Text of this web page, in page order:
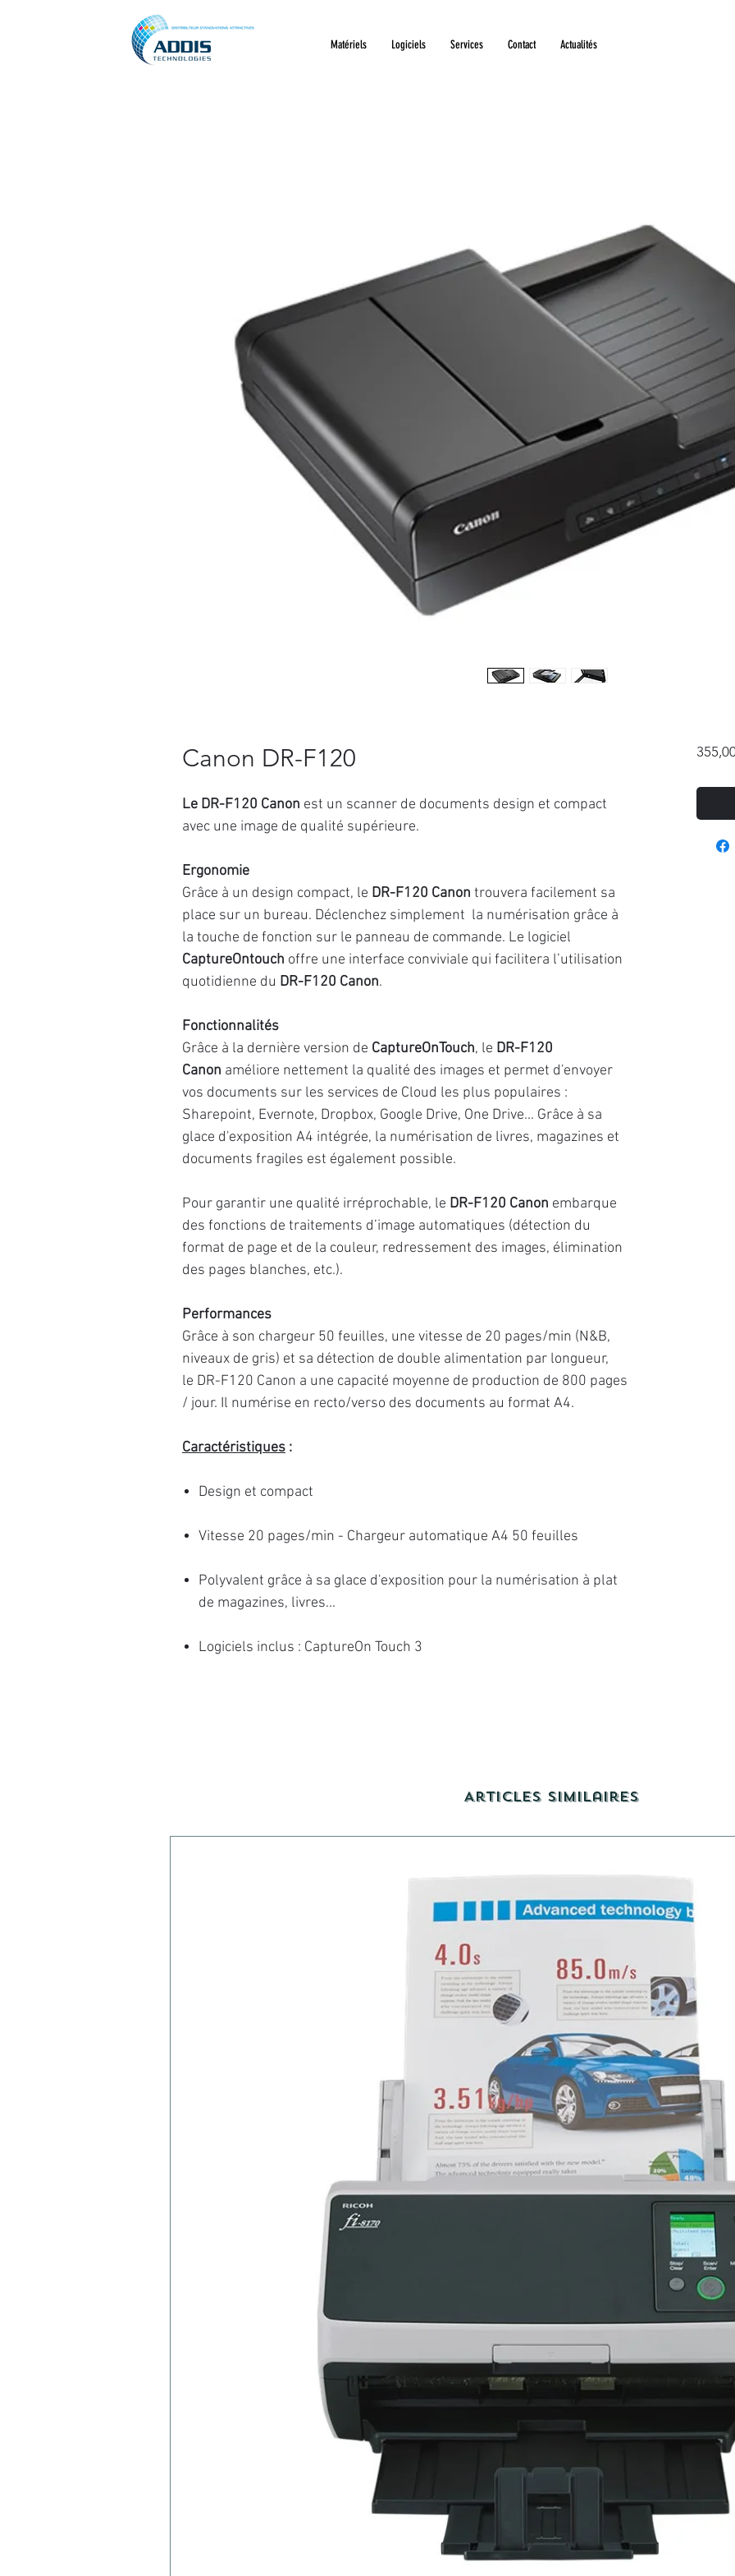
Matériels Logiciels Services Contact Actualités
Canon DR-F120
Le DR-F120 Canon est un scanner de documents design et compact
avec une image de qualité supérieure.
Ergonomie
Grâce à un design compact, le DR-F120 Canon trouvera facilement sa
place sur un bureau. Déclenchez simplement la numérisation grâce à
la touche de fonction sur le panneau de commande. Le logiciel
CaptureOntouch offre une interface conviviale qui facilitera l’utilisation
quotidienne du DR-F120 Canon.
Fonctionnalités
Grâce à la dernière version de CaptureOnTouch, le DR-F120
Canon améliore nettement la qualité des images et permet d'envoyer
vos documents sur les services de Cloud les plus populaires :
Sharepoint, Evernote, Dropbox, Google Drive, One Drive... Grâce à sa
glace d'exposition A4 intégrée, la numérisation de livres, magazines et
documents fragiles est également possible.
Pour garantir une qualité irréprochable, le DR-F120 Canon embarque
des fonctions de traitements d’image automatiques (détection du
format de page et de la couleur, redressement des images, élimination
des pages blanches, etc.).
Performances
Grâce à son chargeur 50 feuilles, une vitesse de 20 pages/min (N&B,
niveaux de gris) et sa détection de double alimentation par longueur,
le DR-F120 Canon a une capacité moyenne de production de 800 pages
/ jour. Il numérise en recto/verso des documents au format A4.
Caractéristiques :
Design et compact
Vitesse 20 pages/min - Chargeur automatique A4 50 feuilles
Polyvalent grâce à sa glace d'exposition pour la numérisation à plat
de magazines, livres...
Logiciels inclus : CaptureOn Touch 3
Articles similaires